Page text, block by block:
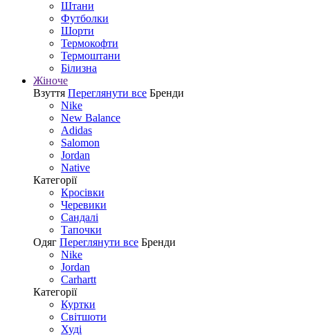
Штани
Футболки
Шорти
Термокофти
Термоштани
Білизна
Жіноче
Взуття Переглянути все Бренди
Nike
New Balance
Adidas
Salomon
Jordan
Native
Категорії
Кросівки
Черевики
Сандалі
Tапочки
Одяг Переглянути все Бренди
Nike
Jordan
Carhartt
Категорії
Куртки
Світшоти
Худі